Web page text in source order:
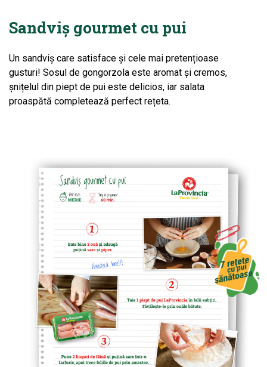
Sandviș gourmet cu pui
Un sandviș care satisface și cele mai pretențioase
gusturi! Sosul de gongorzola este aromat și cremos,
șnițelul din piept de pui este delicios, iar salata
proaspătă completează perfect rețeta.